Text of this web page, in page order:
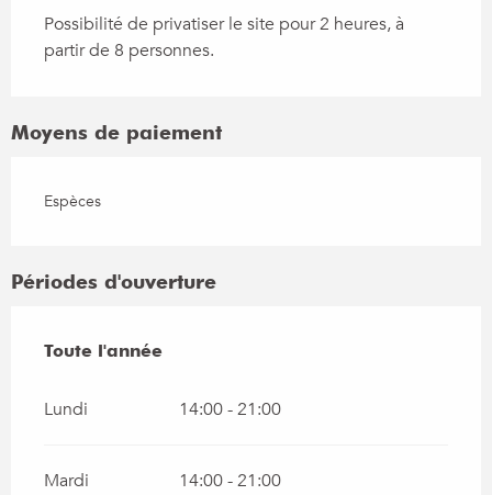
Possibilité de privatiser le site pour 2 heures, à
partir de 8 personnes.
Moyens de paiement
Espèces
Périodes d'ouverture
Toute l'année
Toute l'année
Lundi 14:00 - 21:00
Mardi 14:00 - 21:00